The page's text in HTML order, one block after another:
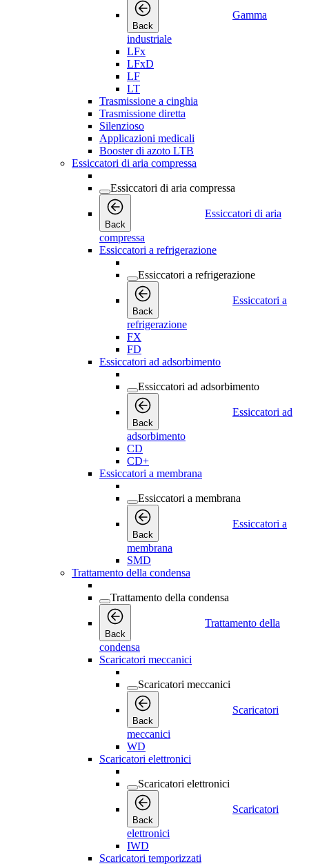
Back
Gamma
industriale
LFx
LFxD
LF
LT
Trasmissione a cinghia
Trasmissione diretta
Silenzioso
Applicazioni medicali
Booster di azoto LTB
Essiccatori di aria compressa
Essiccatori di aria compressa
Back
Essiccatori di aria
compressa
Essiccatori a refrigerazione
Essiccatori a refrigerazione
Back
Essiccatori a
refrigerazione
FX
FD
Essiccatori ad adsorbimento
Essiccatori ad adsorbimento
Back
Essiccatori ad
adsorbimento
CD
CD+
Essiccatori a membrana
Essiccatori a membrana
Back
Essiccatori a
membrana
SMD
Trattamento della condensa
Trattamento della condensa
Back
Trattamento della
condensa
Scaricatori meccanici
Scaricatori meccanici
Back
Scaricatori
meccanici
WD
Scaricatori elettronici
Scaricatori elettronici
Back
Scaricatori
elettronici
IWD
Scaricatori temporizzati